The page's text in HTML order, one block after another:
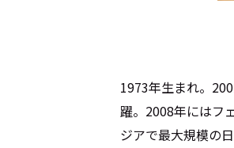
運営会社 プライ
1973年生まれ。
躍。2008年にはフ
ジアで最大規模の